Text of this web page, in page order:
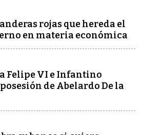
rojas que hereda el
en materia económica
Felipe VI e Infantino
de Abelardo De la